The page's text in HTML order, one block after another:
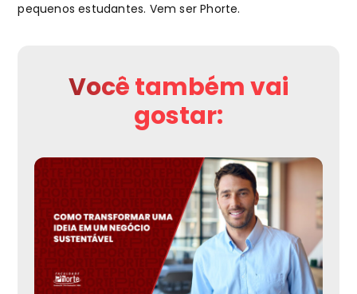
pequenos estudantes. Vem ser Phorte.
Você também vai
gostar: